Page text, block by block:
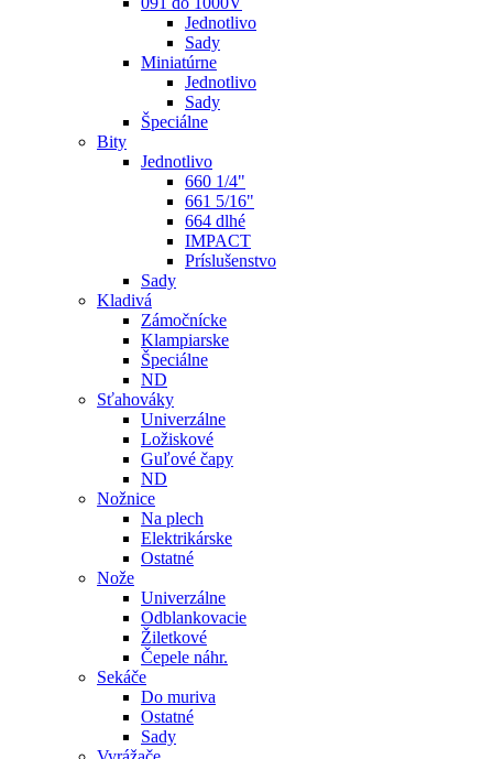
Jednotlivo
Sady
Miniatúrne
Jednotlivo
Sady
Špeciálne
Bity
Jednotlivo
660 1/4"
661 5/16"
664 dlhé
IMPACT
Príslušenstvo
Sady
Kladivá
Zámočnícke
Klampiarske
Špeciálne
ND
Sťahováky
Univerzálne
Ložiskové
Guľové čapy
ND
Nožnice
Na plech
Elektrikárske
Ostatné
Nože
Univerzálne
Odblankovacie
Žiletkové
Čepele náhr.
Sekáče
Do muriva
Ostatné
Sady